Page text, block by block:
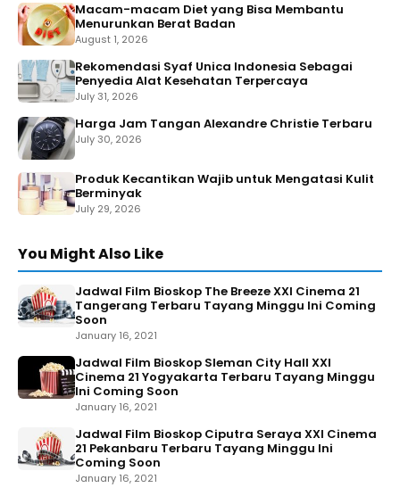
Macam-macam Diet yang Bisa Membantu
Menurunkan Berat Badan
August 1, 2026
Rekomendasi Syaf Unica Indonesia Sebagai
Penyedia Alat Kesehatan Terpercaya
July 31, 2026
Harga Jam Tangan Alexandre Christie Terbaru
July 30, 2026
Produk Kecantikan Wajib untuk Mengatasi Kulit
Berminyak
July 29, 2026
You Might Also Like
Jadwal Film Bioskop The Breeze XXI Cinema 21
Tangerang Terbaru Tayang Minggu Ini Coming
Soon
January 16, 2021
Jadwal Film Bioskop Sleman City Hall XXI
Cinema 21 Yogyakarta Terbaru Tayang Minggu
Ini Coming Soon
January 16, 2021
Jadwal Film Bioskop Ciputra Seraya XXI Cinema
21 Pekanbaru Terbaru Tayang Minggu Ini
Coming Soon
January 16, 2021